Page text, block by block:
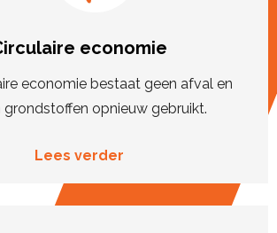
economie
economie bestaat geen afval en
grondstoffen opnieuw gebruikt.
Lees verder